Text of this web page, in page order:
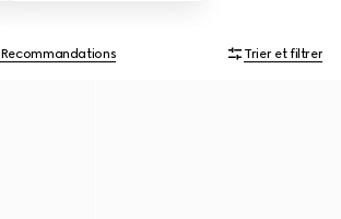
Recommandations Trier et filtrer